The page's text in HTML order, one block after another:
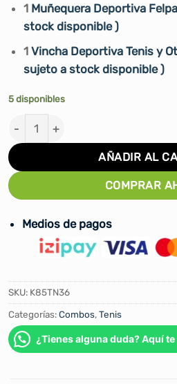
1 Muñequera Deportiva
stock disponible )
1 Vincha Deportiva Tenis y
sujeto a stock disponible )
5 disponibles
Kit de Tenis cantidad
AÑADIR AL
COMPRAR
Medios de pagos
SKU: K85TN36
Categorías:Combos,Tenis
¿Tienes alguna duda? Aquí